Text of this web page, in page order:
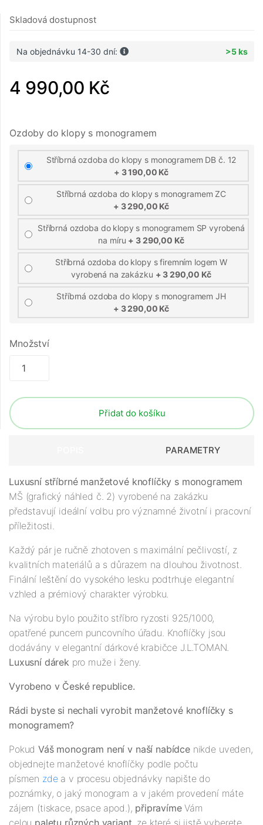
Skladová dostupnost
Na objednávku 14-30 dní: >5 ks
4 990,00 Kč
Ozdoby do klopy s monogramem
Stříbrná ozdoba do klopy s monogramem DB č. 12
+ 3 190,00 Kč
Stříbrná ozdoba do klopy s monogramem ZC
+ 3 290,00 Kč
Stříbrná ozdoba do klopy s monogramem SP vyrobená
na míru + 3 290,00 Kč
Stříbrná ozdoba do klopy s firemním logem W
vyrobená na zakázku + 3 290,00 Kč
Stříbrná ozdoba do klopy s monogramem JH
+ 3 290,00 Kč
Množství
Přidat do košíku
PARAMETRY
Luxusní stříbrné manžetové knoflíčky s monogramem
MŠ (grafický náhled č. 2) vyrobené na zakázku
představují ideální volbu pro významné životní i pracovní
příležitosti.
Každý pár je ručně zhotoven s maximální pečlivostí, z
kvalitních materiálů a s důrazem na dlouhou životnost.
Finální leštění do vysokého lesku podtrhuje elegantní
vzhled a prémiový charakter výrobku.
Na výrobu bylo použito stříbro ryzosti 925/1000,
opatřené puncem puncovního úřadu. Knoflíčky jsou
dodávány v elegantní dárkové krabičce J.L.TOMAN.
Luxusní dárek pro muže i ženy.
Vyrobeno v České republice.
Rádi byste si nechali vyrobit manžetové knoflíčky s
monogramem?
PokudVáš monogram není v naší nabídce nikde uveden,
objednejte manžetové knoflíčky podle počtu
písmen zdea v procesu objednávky napište do
poznámky, o jaký monogram a v jakém provedení máte
zájem (tiskace, psace apod.), připravímeVám